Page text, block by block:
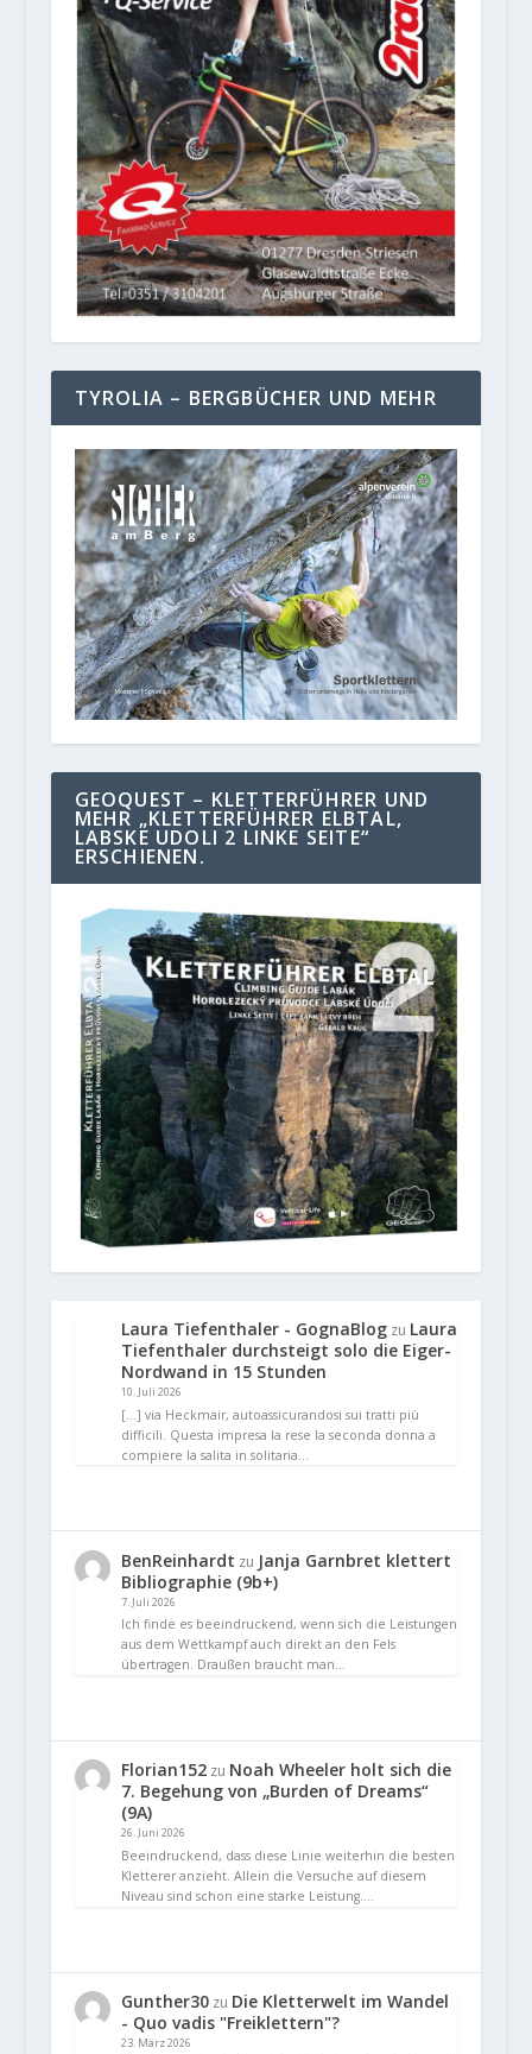
TYROLIA – BERGBÜCHER UND MEHR
GEOQUEST – KLETTERFÜHRER UND
MEHR „KLETTERFÜHRER ELBTAL,
LABSKE UDOLI 2 LINKE SEITE“
ERSCHIENEN.
Laura Tiefenthaler - GognaBlogzu Laura
Tiefenthaler durchsteigt solo die Eiger-
Nordwand in 15 Stunden
10. Juli 2026
[…] via Heckmair, autoassicurandosi sui tratti più
difficili. Questa impresa la rese la seconda donna a
compiere la salita in solitaria…
BenReinhardt zu Janja Garnbret klettert
Bibliographie (9b+)
7. Juli 2026
Ich finde es beeindruckend, wenn sich die Leistungen
aus dem Wettkampf auch direkt an den Fels
übertragen. Draußen braucht man…
Florian152zu Noah Wheeler holt sich die
7. Begehung von „Burden of Dreams“
(9A)
26. Juni 2026
Beeindruckend, dass diese Linie weiterhin die besten
Kletterer anzieht. Allein die Versuche auf diesem
Niveau sind schon eine starke Leistung.…
Gunther30zu Die Kletterwelt im Wandel
- Quo vadis "Freiklettern"?
23. März 2026